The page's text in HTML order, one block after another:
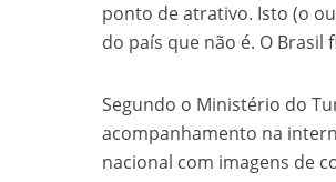
ponto de atrativo. Isto (o
do país que não é. O Brasil
Segundo o Ministério do
acompanhamento na
nacional com imagens de